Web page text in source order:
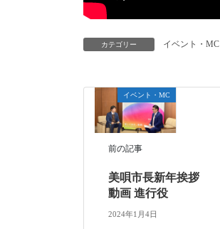
カテゴリー イベント・MC
イベント・MC
前の記事
美唄市長新年挨拶
動画 進行役
2024年1月4日